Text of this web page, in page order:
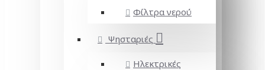
Φίλτρα νερού
Ψησταριές
Ηλεκτρικές